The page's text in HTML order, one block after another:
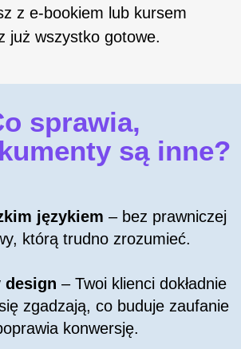
z e-bookiem lub kursem
już wszystko gotowe.
sprawia,
są inne?
językiem – bez prawniczej
którą trudno zrozumieć.
design – Twoi klienci dokładnie
zgadzają, co buduje zaufanie
konwersję.